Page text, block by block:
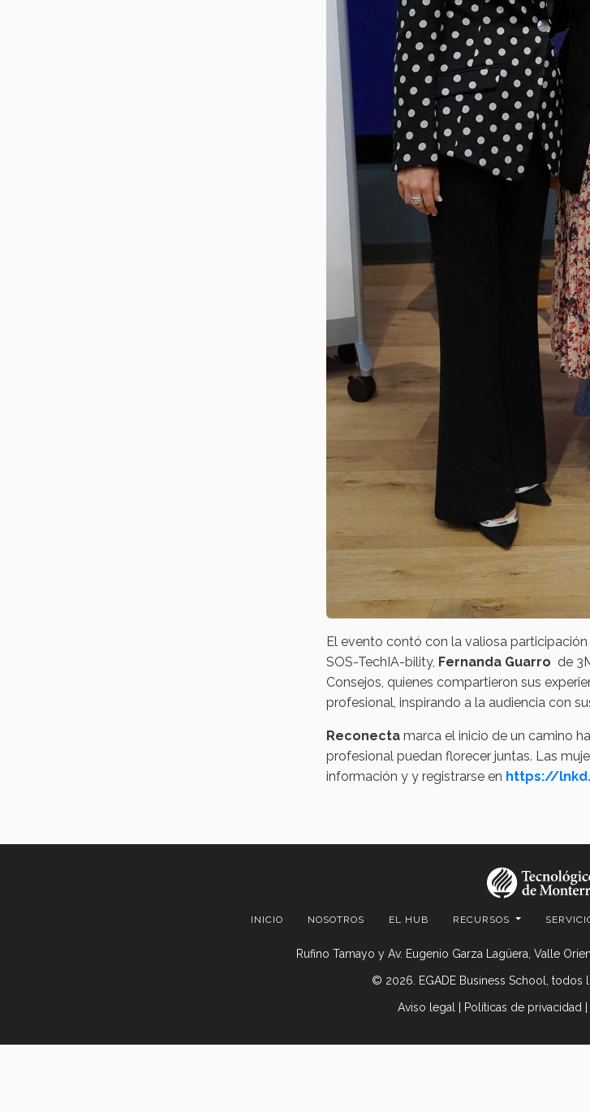
El evento contó con la valiosa
SOS-TechIA-bility, Fernanda Guarro de
Consejos, quienes compartieron sus
profesional, inspirando a la audiencia con
Reconecta marca el inicio de un camino
profesional puedan florecer juntas. Las
información y y registrarse en https://
INICIO NOSOTROS EL HUB RECURSOS
Rufino Tamayo y Av. Eugenio Garza Lagüera, Valle
© 2026. EGADE Business School, todos
Aviso legal Políticas de privacidad